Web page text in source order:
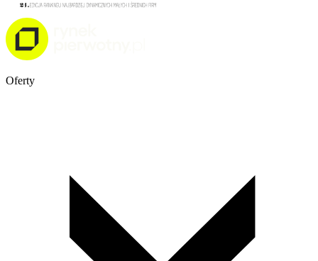
Oferty